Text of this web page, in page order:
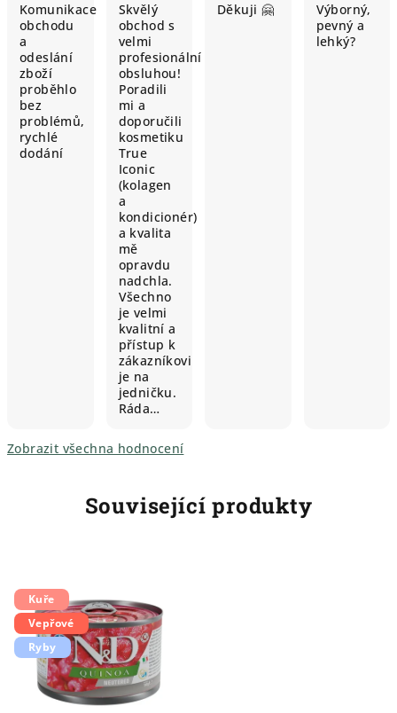
Komunikace
obchodu
a
odeslání
zboží
proběhlo
bez
problémů,
rychlé
dodání
Skvělý
obchod s
velmi
profesionální
obsluhou!
Poradili
mi a
doporučili
kosmetiku
True
Iconic
(kolagen
a
kondicionér)
a kvalita
mě
opravdu
nadchla.
Všechno
je velmi
kvalitní a
přístup k
zákazníkovi
je na
jedničku.
Ráda…
Děkuji 🤗
Výborný,
pevný a
lehký?
Zobrazit všechna hodnocení
Související produkty
Kuře
Vepřové
Ryby